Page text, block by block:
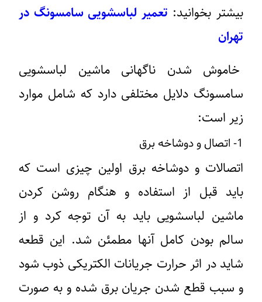
بیشتر بخوانید: تعمیر لباسشویی سامسونگ در
تهران
خاموش شدن ناگهانی ماشین لباسشویی
سامسونگ دلایل مختلفی دارد که شامل موارد
زیر است:
1- اتصال و دوشاخه برق
اتصالات و دوشاخه برق اولین چیزی است که
باید قبل از استفاده و هنگام روشن کردن
ماشین لباسشویی باید به آن توجه کرد و از
سالم بودن کامل آنها مطمئن شد. این قطعه
شاید در اثر حرارت جریانات الکتریکی ذوب شود
و سبب قطع شدن جریان برق شده و به صورت